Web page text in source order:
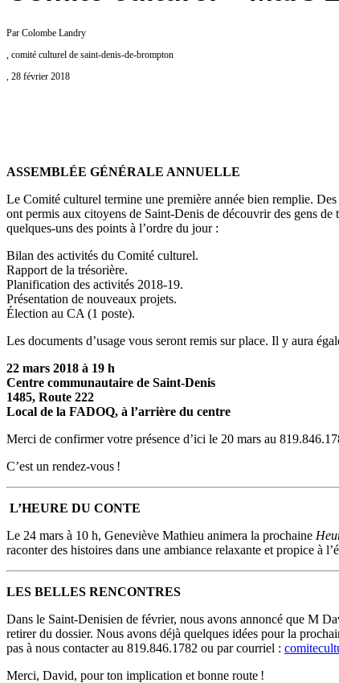
Par Colombe Landry
, comité culturel de saint-denis-de-brompton
, 28 février 2018
ASSEMBLÉE GÉNÉRALE ANNUELLE
Le Comité culturel termine une première année bien remplie.
ont permis aux citoyens de Saint-Denis de découvrir des gens
quelques-uns des points à l’ordre du jour :
Bilan des activités du Comité culturel.
Rapport de la trésorière.
Planification des activités 2018-19.
Présentation de nouveaux projets.
Élection au CA (1 poste).
Les documents d’usage vous seront remis sur place. Il y aura
22 mars 2018 à 19 h
Centre communautaire de Saint-Denis
1485, Route 222
Local de la FADOQ, à l’arrière du centre
Merci de confirmer votre présence d’ici le 20 mars au
C’est un rendez-vous !
L’HEURE DU CONTE
Le 24 mars à 10 h, Geneviève Mathieu animera la prochaine
raconter des histoires dans une ambiance relaxante et propice à
LES BELLES RENCONTRES
Dans le Saint-Denisien de février, nous avons annoncé que M
retirer du dossier. Nous avons déjà quelques idées pour la
pas à nous contacter au 819.846.1782 ou par courriel :
Merci, David, pour ton implication et bonne route !